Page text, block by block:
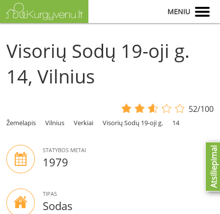
MENIU
Visorių Sodų 19-oji g.
14, Vilnius
52/100
Žemėlapis Vilnius Verkiai Visorių Sodų 19-oji g. 14
STATYBOS METAI
1979
TIPAS
Sodas
Atsiliepimai